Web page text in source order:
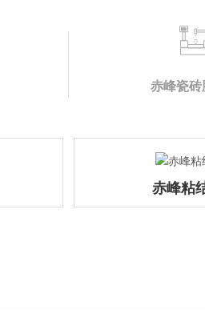
赤峰瓷
赤峰粘